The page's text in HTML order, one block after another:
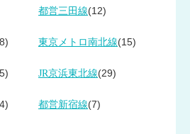
都営三田線(12)
東京メトロ南北線(15)
JR京浜東北線(29)
都営新宿線(7)